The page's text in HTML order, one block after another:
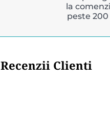
la
peste 200
Recenzii Clienti